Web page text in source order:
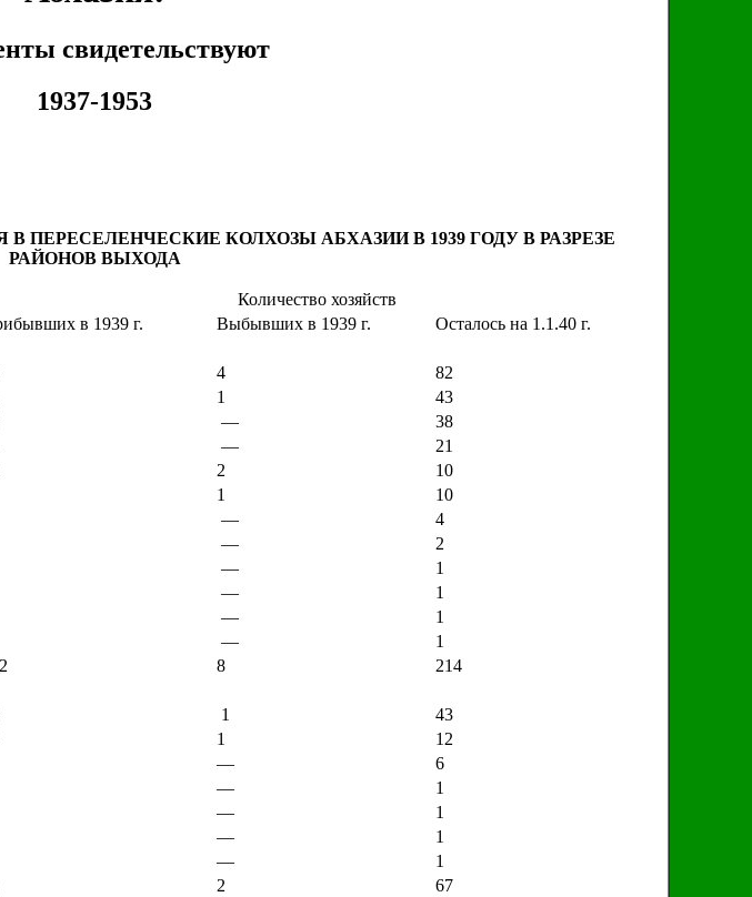
свидетельствуют
1937-1953
КОЛХОЗЫ АБХАЗИИ В 1939 ГОДУ В РАЗРЕЗЕ
РАЙОНОВ ВЫХОДА
Количество хозяйств
в 1939 г.
Выбывших в 1939 г. Осталось на 1.1.40 г.
4
82
1
43
—
38
—
21
2
10
1
10
—
4
—
2
—
1
—
1
—
1
—
1
8 214
1
43
1
12
—
6
—
1
—
1
—
1
—
1
2 67